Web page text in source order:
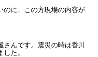
のに、この方現場の内容が
んです。震災の時は香川
た。